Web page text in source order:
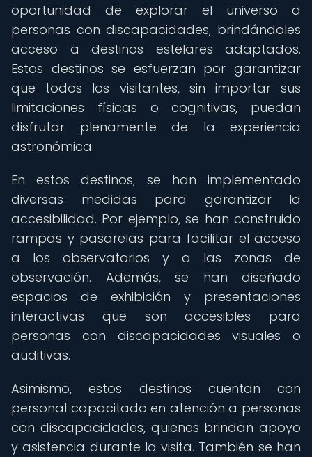
oportunidad de explorar el universo a
personas con discapacidades, brindándoles
acceso a destinos estelares adaptados.
Estos destinos se esfuerzan por garantizar
que todos los visitantes, sin importar sus
limitaciones físicas o cognitivas, puedan
disfrutar plenamente de la experiencia
astronómica.
En estos destinos, se han implementado
diversas medidas para garantizar la
accesibilidad. Por ejemplo, se han construido
rampas y pasarelas para facilitar el acceso
a los observatorios y a las zonas de
observación. Además, se han diseñado
espacios de exhibición y presentaciones
interactivas que son accesibles para
personas con discapacidades visuales o
auditivas.
Asimismo, estos destinos cuentan con
personal capacitado en atención a personas
con discapacidades, quienes brindan apoyo
y asistencia durante la visita. También se han